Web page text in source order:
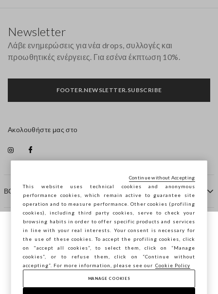
ΒΟΗΘΕΙΑ
ΠΡΑΚΤΟΡΕΙΟ
ΕΠΙΚΟΙΝΩΝΗΣΤΕ ΜΑΖΙ ΜΑΣ
Newsletter
Λάβε ενημερώσεις για νέα drops, συλλογές και
προωθητικές ενέργειες. Για εσένα έκπτωση 10%.
FOOTER.NEWSLETTER.SUBSCRIBE
Ακολουθήστε μας στο
Copyright © Ovs S.p.A. ΑΦΜ: 04240010274 - Εταιρικό
Περιηγείστε στο STEFANEL Ελλάδας, θέλετε
να αποθηκεύσετε την τοποθεσία σας;
ΕΠΙΒΕΒΑΊΩΣΗ
This website uses technical cookies and anonymous
performance cookies, which remain active to guarantee site
operation and to measure performance. Other cookies (profiling
cookies), including third party cookies, serve to check your
browsing habits in order to offer specific products and services
in line with your real interests. Your consent is necessary for
the use of these cookies. To accept the profiling cookies, click
on "accept all cookies”, to select them, click on “Manage
cookies”, or to refuse them, click on “Continue without
accepting”. For more information, please see our Cookie Policy
MANAGE COOKIES
Continue without Accepting